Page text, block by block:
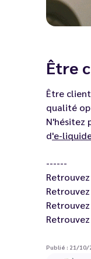
Être
Être
qualité
N'hésitez
d'e-
------
Publié : 21/10/